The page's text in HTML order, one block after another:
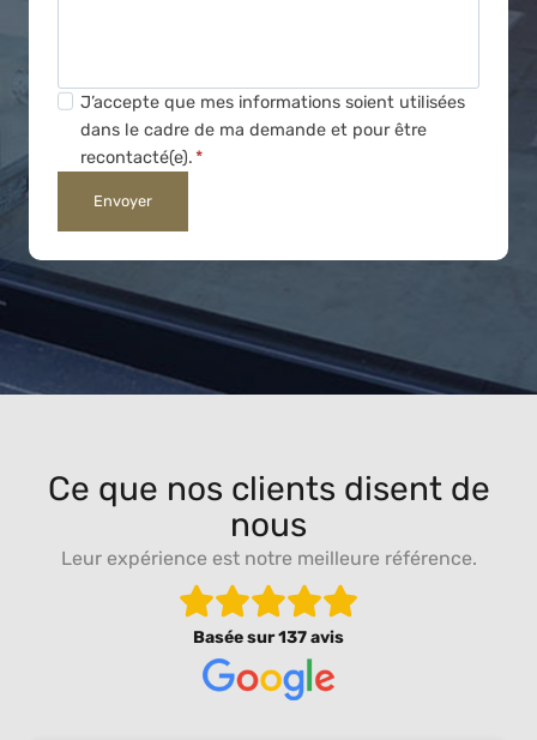
J’accepte que mes informations soient utilisées
dans le cadre de ma demande et pour être
recontacté(e).*
Envoyer
Ce que nos clients disent de
nous
Leur expérience est notre meilleure référence.
Basée sur137 avis